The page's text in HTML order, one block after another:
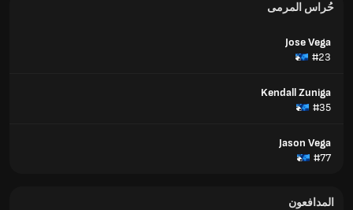
حُراس المرمى
Jose Vega
#23
Kendall Zuniga
#35
Jason Vega
#77
المدافعون